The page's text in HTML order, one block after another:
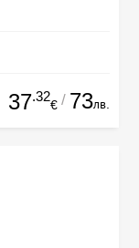
37.32
€ / 73лв.